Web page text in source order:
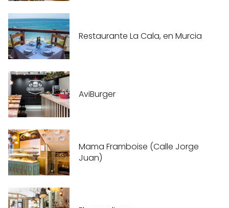
Restaurante La Cala, en Murcia
AviBurger
Mama Framboise (Calle Jorge
Juan)